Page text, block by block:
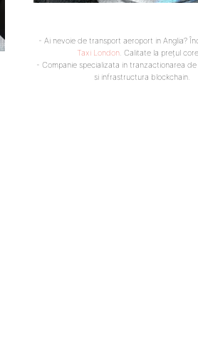
- Ai nevoie de transport aeroport in Anglia?
Taxi London. Calitate la prețul
- Companie specializata in tranzactionarea de
si infrastructura blockchain.